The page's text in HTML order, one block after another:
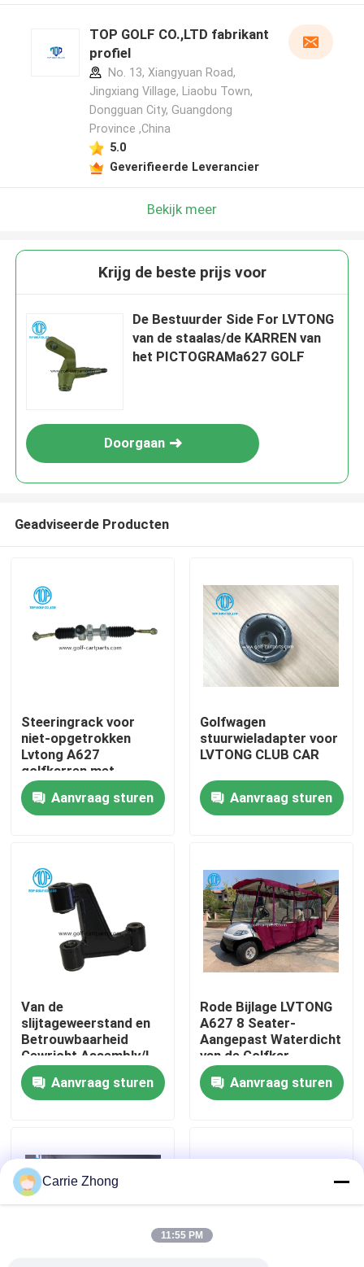
Huis
Ongeveer ons
Fabrieksreis
Kwaliteitscontrole
Contact de V.S.
Nieuws
De Zijspiegels van de golfkar
Het Wieldekking van de golfkar
TOP GOLF CO.,LTD fabrikant
profiel
No. 13, Xiangyuan Road,
Jingxiang Village, Liaobu Town,
Dongguan City, Guangdong
Province ,China
5.0
Geverifieerde Leverancier
Bekijk meer
Krijg de beste prijs voor
De Bestuurder Side For LVTONG
van de staalas/de KARREN van
het PICTOGRAMa627 GOLF
Doorgaan
Geadviseerde Producten
Steeringrack voor
niet-opgetrokken
Lvtong A627
golfkarren met
schijfremmen
Aanvraag sturen
Golfwagen
stuurwieladapter voor
LVTONG CLUB CAR
Aanvraag sturen
Van de
slijtageweerstand en
Betrouwbaarheid
Gewricht Assembly/L
VOOR GOLFkarren
A627Aanvraag sturen
Rode Bijlage LVTONG
A627 8 Seater-
Aangepast Waterdicht
van de Golfkar
Aanvraag sturen
Carrie Zhong
11:55 PM